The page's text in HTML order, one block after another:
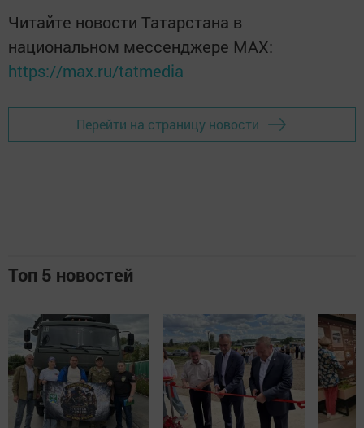
Читайте новости Татарстана в
национальном мессенджере MАХ:
https://max.ru/tatmedia
Перейти на страницу новости
Топ 5 новостей